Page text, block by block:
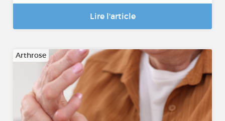
Lire l'article
Arthrose